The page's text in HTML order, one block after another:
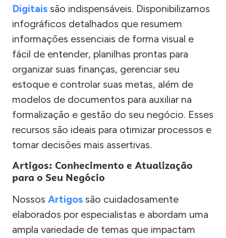
Digitais são indispensáveis. Disponibilizamos
infográficos detalhados que resumem
informações essenciais de forma visual e
fácil de entender, planilhas prontas para
organizar suas finanças, gerenciar seu
estoque e controlar suas metas, além de
modelos de documentos para auxiliar na
formalização e gestão do seu negócio. Esses
recursos são ideais para otimizar processos e
tomar decisões mais assertivas.
Artigos: Conhecimento e Atualização
para o Seu Negócio
Nossos Artigos são cuidadosamente
elaborados por especialistas e abordam uma
ampla variedade de temas que impactam